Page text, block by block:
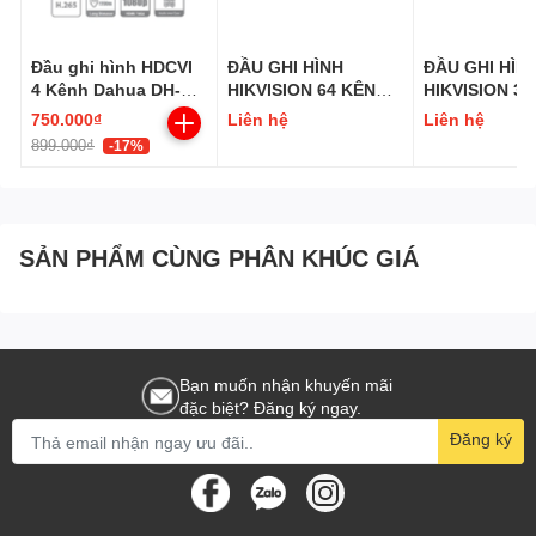
Đầu ghi hình HDCVI
4 Kênh Dahua DH-
XVR1B04-I
750.000₫
899.000₫ -17%
ĐẦU GHI HÌNH
HIKVISION 64 KÊNH
DS- 7764NI-M4 (4K|
IP| H.265+)
Liên hệ
ĐẦU GHI
HIKVISION
DS-7632NI-
H.265+)
Liên hệ
SẢN PHẨM CÙNG PHÂN KHÚC GIÁ
Bạn muốn nhận khuyến mãi
đặc biệt? Đăng ký ngay.
Đăng ký